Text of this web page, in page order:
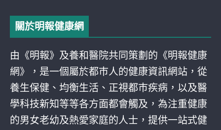
關於明報健康網
由《明報》及養和醫院共同策劃的《明報健康
網》，是一個屬於都巿人的健康資訊網站，從
養生保健、均衡生活、正視都巿疾病，以及醫
學科技新知等等各方面都會觸及，為注重健康
的男女老幼及熱愛家庭的人士，提供一站式健